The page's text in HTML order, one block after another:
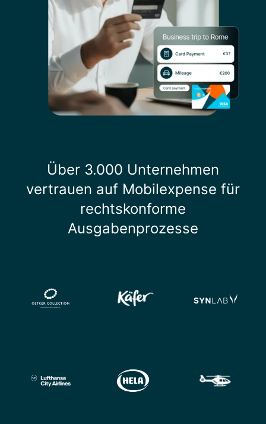
Über 3.000 Unternehmen
vertrauen auf Mobilexpense für
rechtskonforme
Ausgabenprozesse